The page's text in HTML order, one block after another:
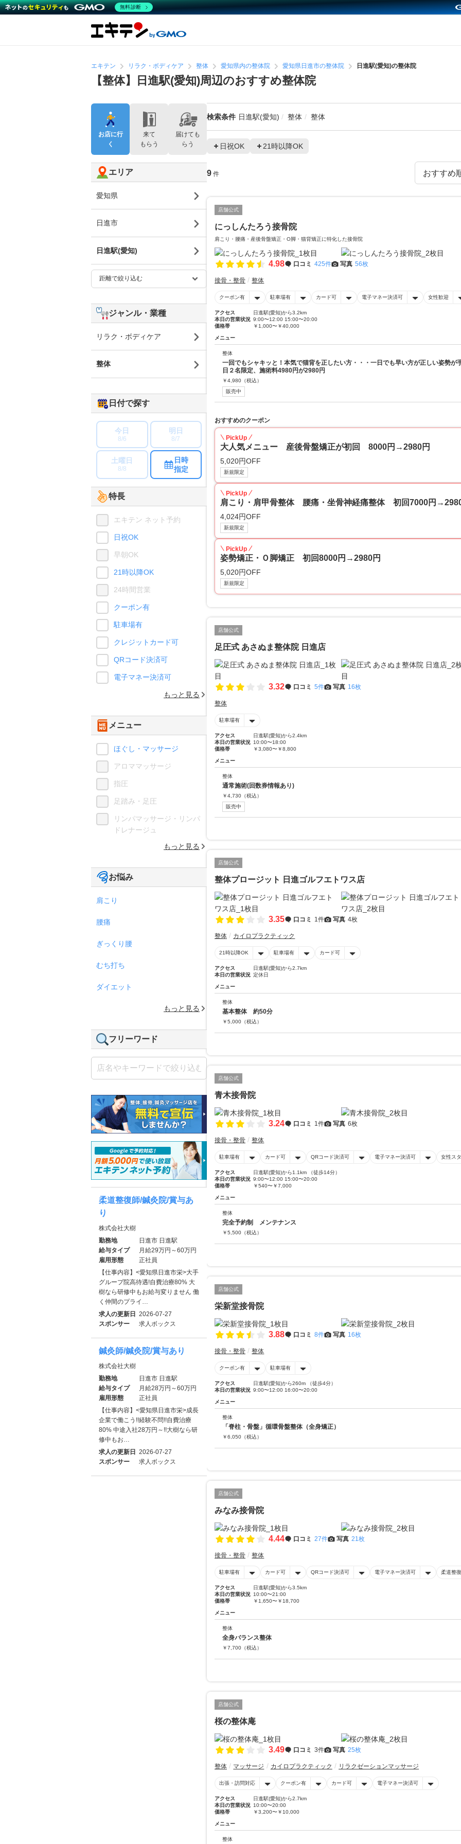
エキテン リラク・ボディケア 整体 愛知県内の整体院 愛知県日進市の整体院 日進駅(愛知)の整体院
【整体】日進駅(愛知)周辺のおすすめ整体院
検索条件 日進駅(愛知) 整体 整体
日祝OK 21時以降OK
9 件
店舗公式
にっしんたろう接骨院
肩こり・腰痛・産後骨盤矯正・O脚・猫背矯正に特化した接骨院
4.98 口コミ 425件 写真 56枚
接骨・整骨 整体
クーポン有 駐車場有 カード可 電子マネー決済可 女性歓迎
アクセス
日進駅(愛知)から3.2km
本日の営業状況 9:00〜12:00 15:00〜20:00
価格帯
￥1,000〜￥40,000
メニュー
整体
一回でもシャキッと！本気で猫背を正したい方・・・一日でも早い方が正しい姿勢
日２名限定、施術料4980円が2980円
￥4,980 （税込）
販売中
おすすめのクーポン
PickUp
大人気メニュー 産後骨盤矯正が初回 8000円→2980円
5,020円OFF
新規限定
PickUp
肩こり・肩甲骨整体 腰痛・坐骨神経痛整体 初回7000円
4,024円OFF
新規限定
PickUp
姿勢矯正・Ｏ脚矯正 初回8000円→2980円
5,020円OFF
新規限定
店舗公式
足圧式 あさぬま整体院 日進店
3.32 口コミ 5件 写真 16枚
整体
駐車場有
アクセス
日進駅(愛知)から2.4km
本日の営業状況 10:00〜18:00
価格帯
￥3,080〜￥8,800
メニュー
整体
通常施術(回数券情報あり)
￥4,730 （税込）
販売中
店舗公式
整体プロージット 日進ゴルフエトワス店
3.35 口コミ 1件 写真 4枚
整体 カイロプラクティック
21時以降OK 駐車場有 カード可
アクセス
日進駅(愛知)から2.7km
本日の営業状況 定休日
メニュー
整体
基本整体 約50分
￥5,000 （税込）
店舗公式
青木接骨院
3.24 口コミ 1件 写真 6枚
接骨・整骨 整体
駐車場有 カード可 QRコード決済可 電子マネー決済可 女性ス
アクセス
日進駅(愛知)から1.1km （徒歩14分）
本日の営業状況 9:00〜12:00 15:00〜20:00
価格帯
￥540〜￥7,000
メニュー
整体
完全予約制 メンテナンス
￥5,500 （税込）
店舗公式
栄新堂接骨院
3.88 口コミ 8件 写真 16枚
接骨・整骨 整体
クーポン有 駐車場有
アクセス
日進駅(愛知)から260m （徒歩4分）
本日の営業状況 9:00〜12:00 16:00〜20:00
メニュー
整体
「脊柱・骨盤」循環骨盤整体（全身矯正）
￥6,050 （税込）
店舗公式
みなみ接骨院
4.44 口コミ 27件 写真 21枚
接骨・整骨 整体
駐車場有 カード可 QRコード決済可 電子マネー決済可 柔道整
アクセス
日進駅(愛知)から3.5km
本日の営業状況 10:00〜21:00
価格帯
￥1,650〜￥18,700
メニュー
整体
全身バランス整体
￥7,700 （税込）
店舗公式
桜の整体庵
3.49 口コミ 3件 写真 25枚
整体 マッサージ カイロプラクティック リラクゼーションマッサージ
出張・訪問対応 クーポン有 カード可 電子マネー決済可
アクセス
日進駅(愛知)から2.7km
本日の営業状況 10:00〜20:00
価格帯
￥3,200〜￥10,000
メニュー
整体
お店に行
く
来て
もらう
届けても
らう
エリア
愛知県
日進市
日進駅(愛知)
ジャンル・業種
リラク・ボディケア
整体
日付で探す
今日
8/6
明日
8/7
土曜日
8/8
日時
指定
特長
エキテン ネット予約
日祝OK
早朝OK
21時以降OK
24時間営業
クーポン有
駐車場有
クレジットカード可
QRコード決済可
電子マネー決済可
もっと見る
メニュー
ほぐし・マッサージ
アロママッサージ
指圧
足踏み・足圧
リンパマッサージ・リンパ
ドレナージュ
もっと見る
お悩み
肩こり
腰痛
ぎっくり腰
むち打ち
ダイエット
もっと見る
フリーワード
柔道整復師/鍼灸院/賞与あ
り
株式会社大樹
勤務地
日進市 日進駅
給与タイプ
月給29万円～60万円
雇用形態
正社員
【仕事内容】<愛知県日進市栄>大手
グループ院高待遇!自費治療80% 大
樹なら研修中もお給与変りません 働
く仲間のプライ…
求人の更新日 2026-07-27
スポンサー
求人ボックス
鍼灸師/鍼灸院/賞与あり
株式会社大樹
勤務地
日進市 日進駅
給与タイプ
月給28万円～60万円
雇用形態
正社員
【仕事内容】<愛知県日進市栄>成長
企業で働こう!!経験不問!!自費治療
80% 中途入社28万円～!!大樹なら研
修中もお…
求人の更新日 2026-07-27
スポンサー
求人ボックス
無料診断